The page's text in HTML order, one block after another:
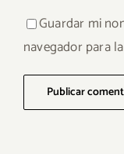
Guardar mi
navegador para